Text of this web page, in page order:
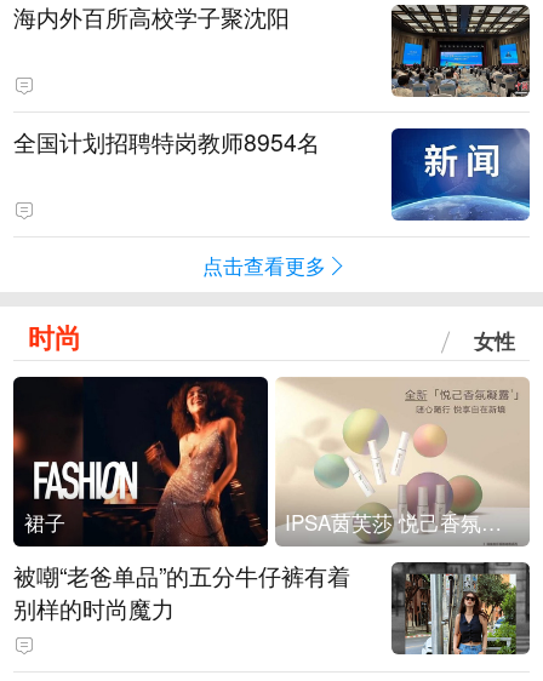
海内外百所高校学子聚沈阳
全国计划招聘特岗教师8954名
点击查看更多
时尚 女性
裙子 IPSA茵芙莎 悦己香氛凝露上市
被嘲“老爸单品”的五分牛仔裤有着
别样的时尚魔力